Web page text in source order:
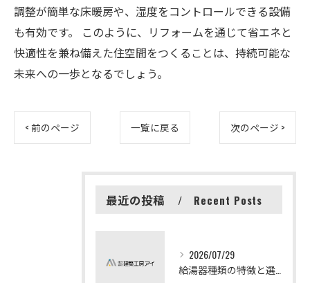
調整が簡単な床暖房や、湿度をコントロールできる設備
も有効です。 このように、リフォームを通じて省エネと
快適性を兼ね備えた住空間をつくることは、持続可能な
未来への一歩となるでしょう。
< 前のページ 一覧に戻る 次のページ >
最近の投稿 Recent Posts
2026/07/29